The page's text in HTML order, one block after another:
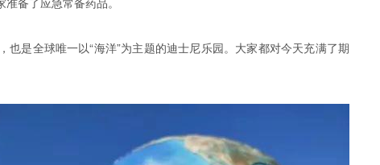
是全球唯一以“海洋”为主题的迪士尼乐园。大家都对今天充满了期